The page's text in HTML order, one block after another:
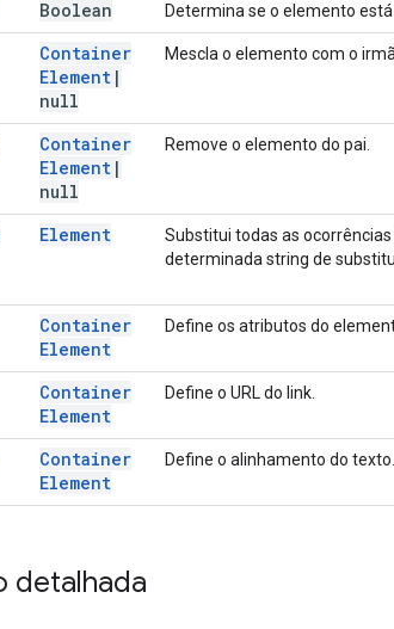
Boolean Determina se o elemento
Container
Element |
null
Mescla o elemento com o
Container
Element |
null
Remove o elemento do pai.
Element
Substitui todas as
determinada string de
Container
Element
Define os atributos do
Container
Element
Define o URL do link.
Container
Element
Define o alinhamento do texto.
detalhada